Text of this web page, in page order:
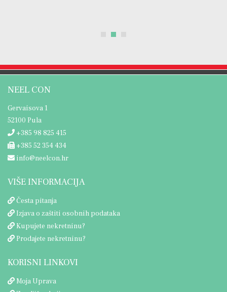
NEEL CON
Gervaisova 1
52100 Pula
+385 98 825 415
+385 52 354 434
info@neelcon.hr
VIŠE INFORMACIJA
Česta pitanja
Izjava o zaštiti osobnih podataka
Kupujete nekretninu?
Prodajete nekretninu?
KORISNI LINKOVI
Moja Uprava